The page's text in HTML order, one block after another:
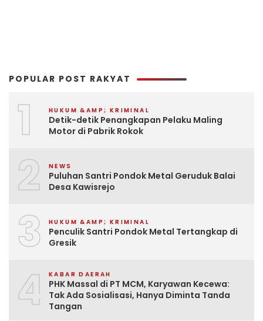
POPULAR POST RAKYAT
1 HUKUM &AMP; KRIMINAL
Detik-detik Penangkapan Pelaku Maling
Motor di Pabrik Rokok
2 NEWS
Puluhan Santri Pondok Metal Geruduk Balai
Desa Kawisrejo
3 HUKUM &AMP; KRIMINAL
Penculik Santri Pondok Metal Tertangkap di
Gresik
4 KABAR DAERAH
PHK Massal di PT MCM, Karyawan Kecewa:
Tak Ada Sosialisasi, Hanya Diminta Tanda
Tangan